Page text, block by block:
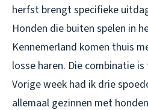
herfst brengt specifieke
Honden die buiten spelen in
Kennemerland komen thuis
losse haren. Die combinatie
Vorige week had ik drie
allemaal gezinnen met